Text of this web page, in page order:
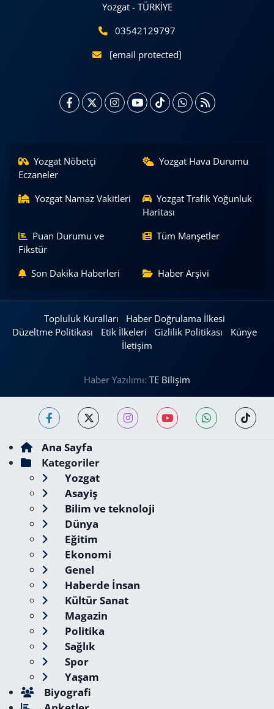
Yozgat - TÜRKİYE
03542129797
[email protected]
Yozgat Nöbetçi
Eczaneler
Yozgat Hava Durumu
Yozgat Namaz Vakitleri
Yozgat Trafik Yoğunluk
Haritası
Puan Durumu ve
Fikstür
Tüm Manşetler
Son Dakika Haberleri Haber Arşivi
Topluluk Kuralları
Haber Doğrulama İlkesi
Düzeltme Politikası
Etik İlkeleri Gizlilik Politikası
Künye
İletişim
Haber Yazılımı: TE Bilişim
Ana Sayfa
Kategoriler
Yozgat
Asayiş
Bilim ve teknoloji
Dünya
Eğitim
Ekonomi
Genel
Haberde İnsan
Kültür Sanat
Magazin
Politika
Sağlık
Spor
Yaşam
Biyografi